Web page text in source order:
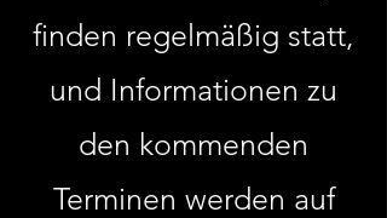
finden regelmäßig statt,
und Informationen zu
den kommenden
Terminen werden auf